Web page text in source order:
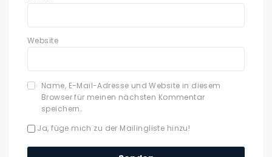
Website
Name, E-Mail-Adresse und Website in diesem
Browser für meinen nächsten Kommentar
speichern.
Ja, füge mich zu der Mailingliste hinzu!